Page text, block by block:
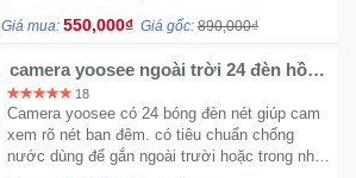
tối
Giá mua: 550,000₫ Giá gốc: 890,000₫
camera yoosee ngoài trời 24 đèn hồng
ngoại xem ban đêm có màu
18
Camera yoosee có 24 bóng đèn nét giúp cam
xem rõ nét ban đêm. có tiêu chuẩn chống
nước dùng để gắn ngoài trười hoặc trong nhà